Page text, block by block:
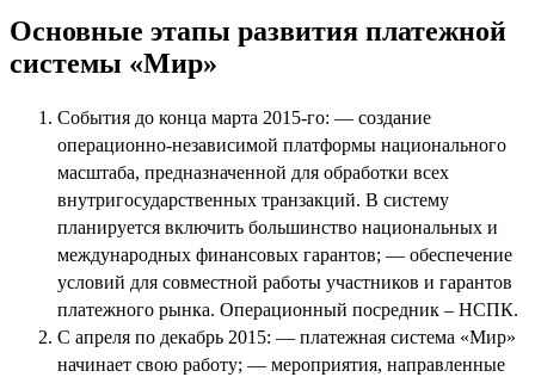
Основные этапы развития платежной
системы «Мир»
События до конца марта 2015-го: — создание
операционно-независимой платформы национального
масштаба, предназначенной для обработки всех
внутригосударственных транзакций. В систему
планируется включить большинство национальных и
международных финансовых гарантов; — обеспечение
условий для совместной работы участников и гарантов
платежного рынка. Операционный посредник – НСПК.
С апреля по декабрь 2015: — платежная система «Мир»
начинает свою работу; — мероприятия, направленные